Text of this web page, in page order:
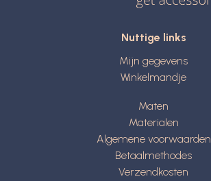
Nuttige links
Mijn gegevens
Winkelmandje
Maten
Materialen
Algemene voorwaarden
Betaalmethodes
Verzendkosten